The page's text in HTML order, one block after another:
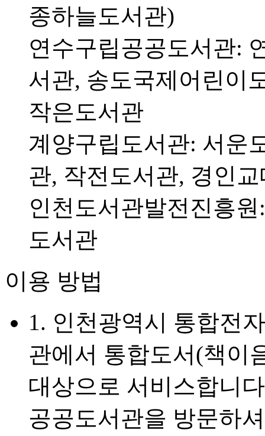
종하늘도서관)
연수구립공공도서관:
서관, 송도국제어린이
작은도서관
계양구립도서관: 서운
관, 작전도서관, 경인
인천도서관발전진흥
도서관
이용 방법
1. 인천광역시 통합전
관에서 통합도서(책이
대상으로 서비스합니
공공도서관을 방문하